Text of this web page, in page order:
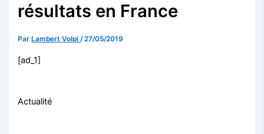
résultats en France
Par Lambert Volpi/27/05/2019
[ad_1]
Actualité